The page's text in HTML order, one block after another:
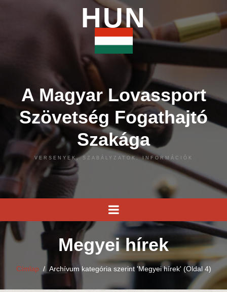
HUN
A Magyar Lovassport
Szövetség Fogathajtó
Szakága
VERSENYEK, SZABÁLYZATOK, INFORMÁCIÓK
Megyei hírek
Címlap / Archívum kategória szerint 'Megyei hírek' (Oldal 4)